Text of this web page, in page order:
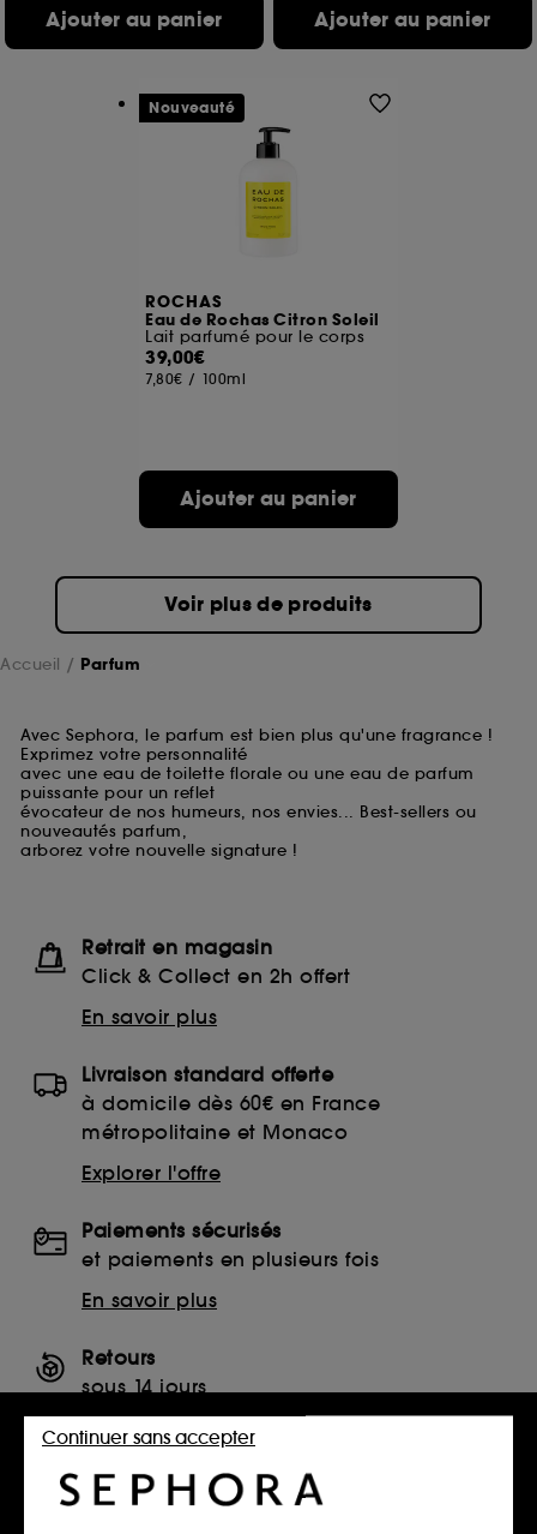
Ajouter au panier Ajouter au panier
ROCHAS
Eau de Rochas Citron Soleil
Lait parfumé pour le corps
39,00€
7,80€ / 100ml
Ajouter au panier
Nouveauté
Voir plus de produits
Accueil Parfum
Avec Sephora, le parfum est bien plus qu'une fragrance !
Exprimez votre personnalité
avec une eau de toilette florale ou une eau de parfum
puissante pour un reflet
évocateur de nos humeurs, nos envies... Best-sellers ou
nouveautés parfum,
arborez votre nouvelle signature !
Retrait en magasin
Click & Collect en 2h offert
En savoir plus
Livraison standard offerte
à domicile dès 60€ en France
métropolitaine et Monaco
Explorer l'offre
Paiements sécurisés
et paiements en plusieurs fois
En savoir plus
Retours
sous 14 jours
Retourner mon article
SERVICES, CONTACT ET CONDITIONS DES OFFRES
Continuer sans accepter